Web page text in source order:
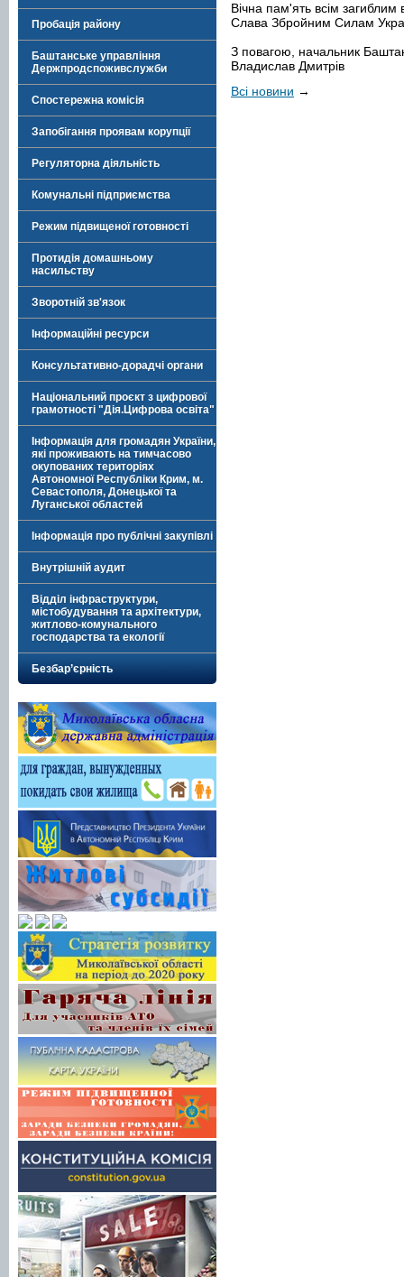
Пробація району
Баштанське управління
Держпродспоживслужби
Спостережна комісія
Запобігання проявам корупції
Регуляторна діяльність
Комунальні підприємства
Режим підвищеної готовності
Протидія домашньому
насильству
Зворотній зв'язок
Інформаційні ресурси
Консультативно-дорадчі органи
Національний проєкт з цифрової
грамотності "Дія.Цифрова освіта"
Інформація для громадян України,
які проживають на тимчасово
окупованих територіях
Автономної Республіки Крим, м.
Севастополя, Донецької та
Луганської областей
Інформація про публічні закупівлі
Внутрішній аудит
Відділ інфраструктури,
містобудування та архітектури,
житлово-комунального
господарства та екології
Безбар’єрність
Вічна пам'ять всім загиблим
Слава Збройним Силам
З повагою, начальник
Владислав Дмитрів
Всі новини →